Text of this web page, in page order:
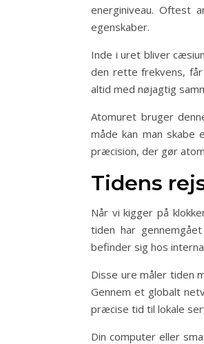
energiniveau. Oftest
egenskaber.
Inde i uret bliver
den rette frekvens,
altid med nøjagtig
Atomuret bruger
måde kan man skabe
præcision, der gør
Tidens
Når vi kigger på
tiden har
befinder sig hos
Disse ure måler tiden
Gennem et globalt
præcise tid til lokale
Din computer eller